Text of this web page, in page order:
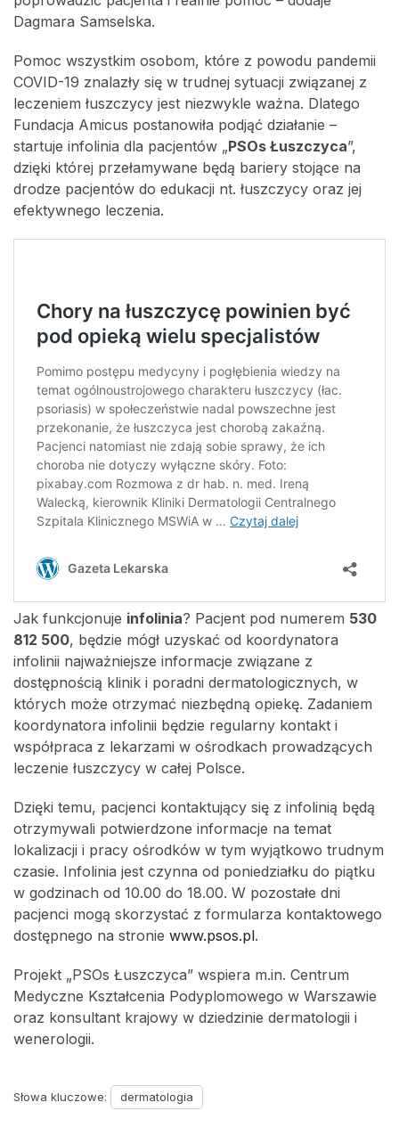
Dagmara Samselska.
Pomoc wszystkim osobom, które z powodu pandemii
COVID-19 znalazły się w trudnej sytuacji związanej z
leczeniem łuszczycy jest niezwykle ważna. Dlatego
Fundacja Amicus postanowiła podjąć działanie –
startuje infolinia dla pacjentów „PSOs Łuszczyca”,
dzięki której przełamywane będą bariery stojące na
drodze pacjentów do edukacji nt. łuszczycy oraz jej
efektywnego leczenia.
Jak funkcjonuje infolinia? Pacjent pod numerem 530
812 500, będzie mógł uzyskać od koordynatora
infolinii najważniejsze informacje związane z
dostępnością klinik i poradni dermatologicznych, w
których może otrzymać niezbędną opiekę. Zadaniem
koordynatora infolinii będzie regularny kontakt i
współpraca z lekarzami w ośrodkach prowadzących
leczenie łuszczycy w całej Polsce.
Dzięki temu, pacjenci kontaktujący się z infolinią będą
otrzymywali potwierdzone informacje na temat
lokalizacji i pracy ośrodków w tym wyjątkowo trudnym
czasie. Infolinia jest czynna od poniedziałku do piątku
w godzinach od 10.00 do 18.00. W pozostałe dni
pacjenci mogą skorzystać z formularza kontaktowego
dostępnego na stronie www.psos.pl.
Projekt „PSOs Łuszczyca” wspiera m.in. Centrum
Medyczne Kształcenia Podyplomowego w Warszawie
oraz konsultant krajowy w dziedzinie dermatologii i
wenerologii.
Słowa kluczowe: dermatologia